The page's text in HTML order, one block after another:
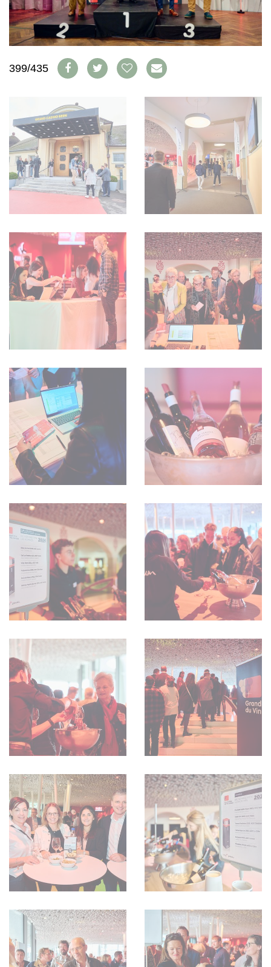
ABO
AUSGABE
ARCHIV
VORTEILSWELT
BÜCHER
WEINSZENE
PORTRAITS
VINOPHILES
ANMELDEN
AWARDS
GEWINNSPIELE
VORTEILSWELT
WEINSUCHE
NEWSLETTER
WINE TRADE CLUB
REDAKTION
JOBS
IMPRESSUM
AGB & DATENSCHUTZ
FAQ
399/435